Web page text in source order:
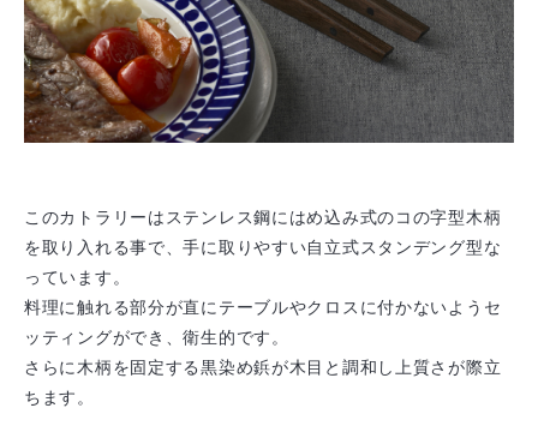
このカトラリーはステンレス鋼にはめ込み式のコの字型木柄
を取り入れる事で、手に取りやすい自立式スタンデング型な
っています。
料理に触れる部分が直にテーブルやクロスに付かないようセ
ッティングができ、衛生的です。
さらに木柄を固定する黒染め鋲が木目と調和し上質さが際立
ちます。